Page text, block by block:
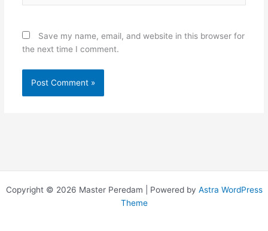
Save my name, email, and website in this browser for
the next time I comment.
Copyright © 2026 Master Peredam | Powered by Astra WordPress
Theme